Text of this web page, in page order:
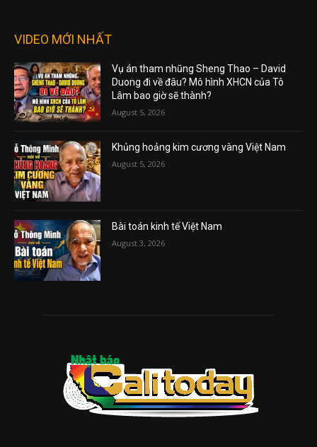
VIDEO MỚI NHẤT
Vụ án tham nhũng Sheng Thao – David
Duong đi về đâu? Mô hình XHCN của Tô
Lâm bao giờ sẽ thành?
August 5, 2026
Khủng hoảng kim cương vàng Việt Nam
August 5, 2026
Bài toán kinh tế Việt Nam
August 3, 2026